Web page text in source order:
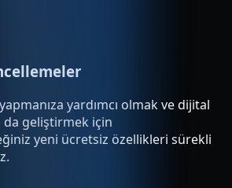
yardımcı olmak ve dijital
da geliştirmek için
yeni ücretsiz özellikleri sürekli